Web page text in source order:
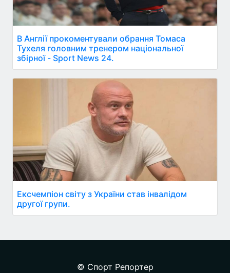
В Англії прокоментували обрання Томаса
Тухеля головним тренером національної
збірної - Sport News 24.
Ексчемпіон світу з України став інвалідом
другої групи.
© Спорт Репортер